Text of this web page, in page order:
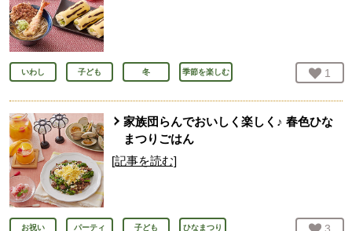
いわし 子ども 冬 季節を楽しむ お気
1
家族団らんでおいしく楽しく♪ 春色ひな
まつりごはん
[記事を読む]
お祝い パーティ 子ども ひなまつり お気
3